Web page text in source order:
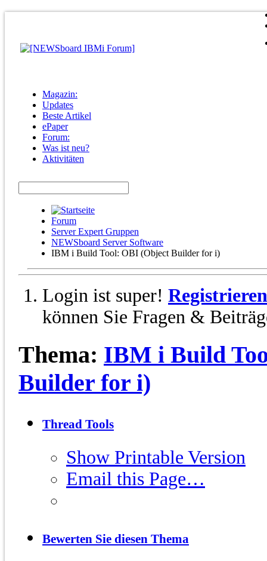
Magazin:
Updates
Beste Artikel
ePaper
Forum:
Was ist neu?
Aktivitäten
Forum
Server Expert Gruppen
NEWSboard Server Software
IBM i Build Tool: OBI (Object Builder for i)
Login ist super! Registrieren
können Sie Fragen &
Thema: IBM i Build
Builder for i)
Thread Tools
Show Printable Version
Email this Page…
Bewerten Sie diesen Thema